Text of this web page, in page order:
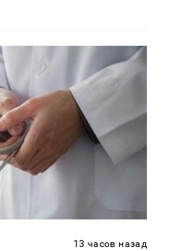
13 часов назад